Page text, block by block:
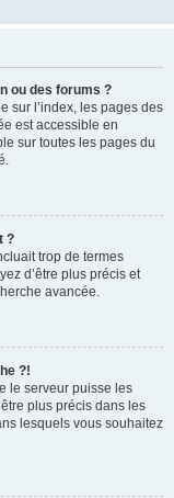
ou des forums ?
sur l’index, les pages des
est accessible en
sur toutes les pages du
?
trop de termes
d’être plus précis et
avancée.
?!
le serveur puisse les
plus précis dans les
lesquels vous souhaitez